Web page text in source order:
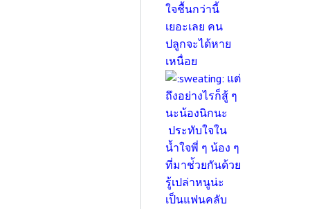
ใจชื้นกว่านี้
เยอะเลย คน
ปลูกจะได้หาย
เหนื่อย
แต่
ถึงอย่างไรก็สู้ ๆ
นะน้องนิกนะ
ประทับใจใน
น้ำใจพี่ ๆ น้อง ๆ
ที่มาช่้วยกันด้วย
รู้เปล่าหนูน่ะ
เป็นแฟนคลับ